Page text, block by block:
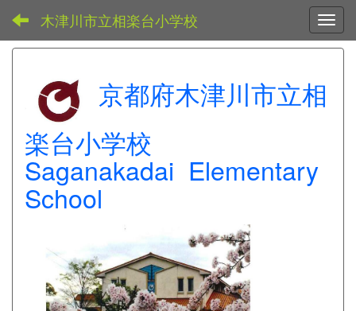
木津川市立相楽台小学校
京都府木津川市立相
楽台小学校
Saganakadai Elementary
School